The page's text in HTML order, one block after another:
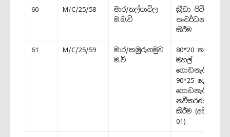
60 M/C/25/58
මාර/තල්පාවිල
ම.ම.වි
ක්‍රීඩා පිටිය
සංවර්ධනය
කිරීම
61 M/C/25/59
මාර/කඹුරුගමුව
ම.වි
80*20 තනි
මහල්
ගොඩනැගිල්ල
90*25 දෙමහල්
ගොඩනැගිල්ලට
නවීකරණය
කිරීම (අදියර
01)